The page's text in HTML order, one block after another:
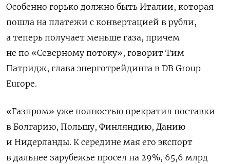
Особенно горько должно быть Италии, которая
пошла на платежи с конвертацией в рубли,
а теперь получает меньше газа, причем
не по «Северному потоку», говорит Тим
Патридж, глава энерготрейдинга в DB Group
Europe.
«Газпром» уже полностью прекратил поставки
в Болгарию, Польшу, Финляндию, Данию
и Нидерланды. К середине мая его экспорт
в дальнее зарубежье просел на 29%, 65,6 млрд